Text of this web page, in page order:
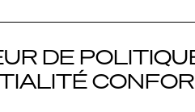
DE